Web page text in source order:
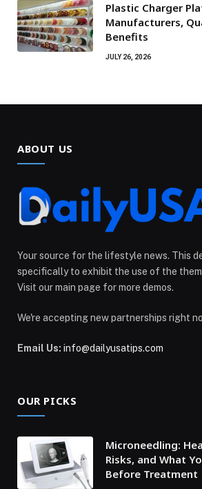
Plastic Charger
Manufacturers,
Benefits
JULY 26, 2026
ABOUT US
Your source for the lifestyle news. This
specifically to exhibit the use of the
Visit our main page for more demos.
We're accepting new partnerships right
Email Us: info@dailyusatips.com
OUR PICKS
Microneedling:
Risks, and What
Before Treatment